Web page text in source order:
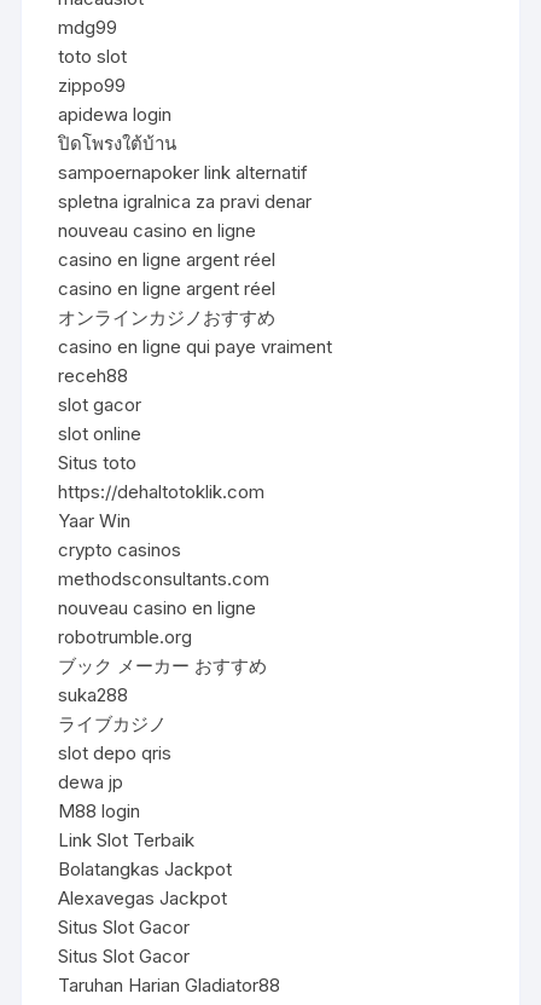
mdg99
toto slot
zippo99
apidewa login
ปิดโพรงใต้บ้าน
sampoernapoker link alternatif
spletna igralnica za pravi denar
nouveau casino en ligne
casino en ligne argent réel
casino en ligne argent réel
オンラインカジノおすすめ
casino en ligne qui paye vraiment
receh88
slot gacor
slot online
Situs toto
https://dehaltotoklik.com
Yaar Win
crypto casinos
methodsconsultants.com
nouveau casino en ligne
robotrumble.org
ブック メーカー おすすめ
suka288
ライブカジノ
slot depo qris
dewa jp
M88 login
Link Slot Terbaik
Bolatangkas Jackpot
Alexavegas Jackpot
Situs Slot Gacor
Situs Slot Gacor
Taruhan Harian Gladiator88